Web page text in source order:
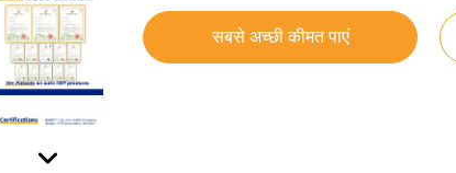
सबसे अच्छी कीमत पाएं